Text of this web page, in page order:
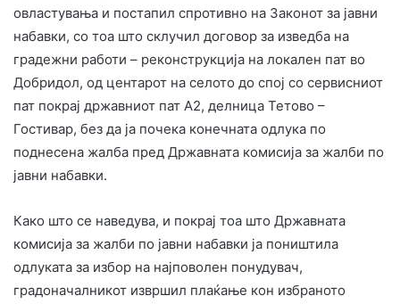
овластувања и постапил спротивно на Законот за јавни
набавки, со тоа што склучил договор за изведба на
градежни работи – реконструкција на локален пат во
Добридол, од центарот на селото до спој со сервисниот
пат покрај државниот пат А2, делница Тетово –
Гостивар, без да ја почека конечната одлука по
поднесена жалба пред Државната комисија за жалби по
јавни набавки.
Како што се наведува, и покрај тоа што Државната
комисија за жалби по јавни набавки ја поништила
одлуката за избор на најповолен понудувач,
градоначалникот извршил плаќање кон избраното